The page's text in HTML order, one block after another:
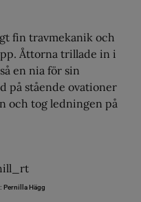
fin travmekanik och
Åttorna trillade in i
en nia för sin
på stående ovationer
och tog ledningen på
Pernilla Hägg